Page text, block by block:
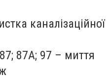
каналізаційної
87А; 97 – миття